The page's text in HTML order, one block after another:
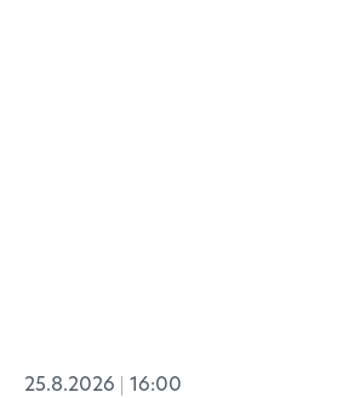
25.8.2026 16:00